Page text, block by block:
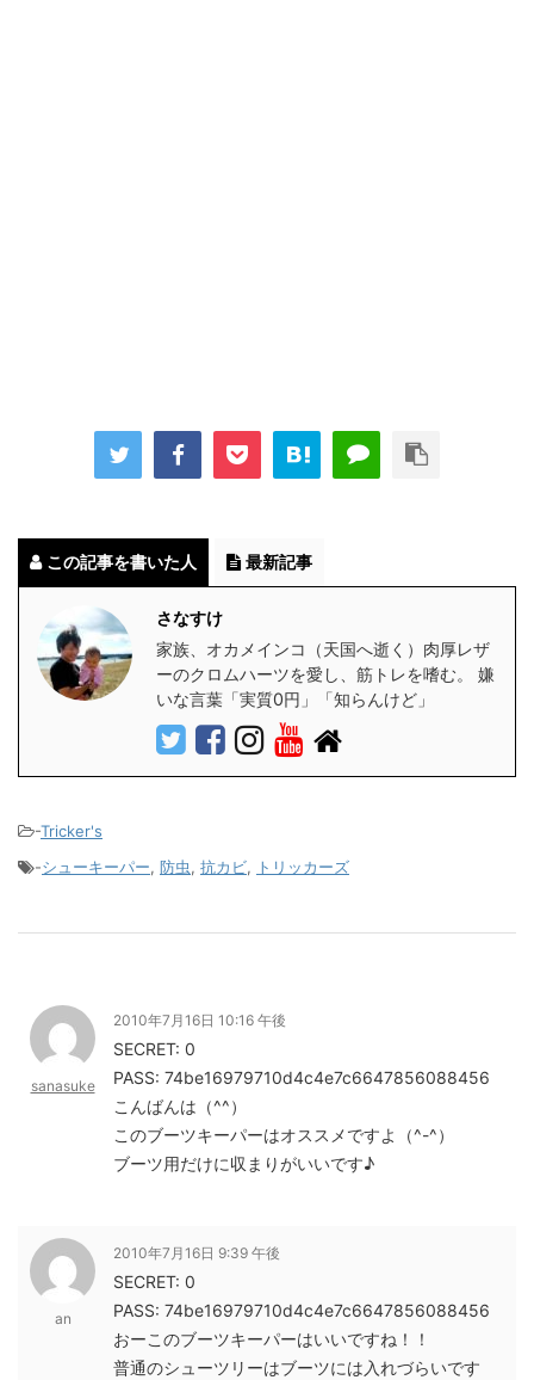
この記事を書いた人 最新記事
さなすけ
家族、オカメインコ（天国へ逝く）肉厚レザ
ーのクロムハーツを愛し、筋トレを嗜む。 嫌
いな言葉「実質0円」「知らんけど」
-Tricker's
-シューキーパー, 防虫, 抗カビ, トリッカーズ
sanasuke
2010年7月16日 10:16 午後
SECRET: 0
PASS: 74be16979710d4c4e7c6647856088456
こんばんは（^^）
このブーツキーパーはオススメですよ（^-^）
ブーツ用だけに収まりがいいです♪
an
2010年7月16日 9:39 午後
SECRET: 0
PASS: 74be16979710d4c4e7c6647856088456
おーこのブーツキーパーはいいですね！！
普通のシューツリーはブーツには入れづらいです